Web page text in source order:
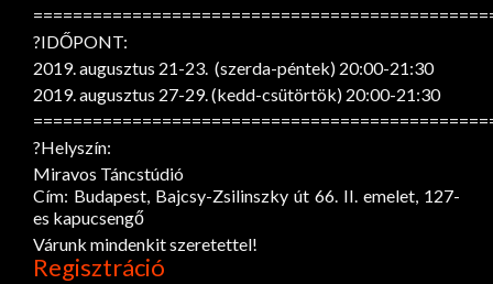
?IDŐPONT:
2019. augusztus 21-23. (szerda-péntek) 20:00-21:30
2019. augusztus 27-29. (kedd-csütörtök) 20:00-21:30
?Helyszín:
Miravos Táncstúdió
Cím: Budapest, Bajcsy-Zsilinszky út 66. II. emelet, 127-
es kapucsengő
Várunk mindenkit szeretettel!
Regisztráció